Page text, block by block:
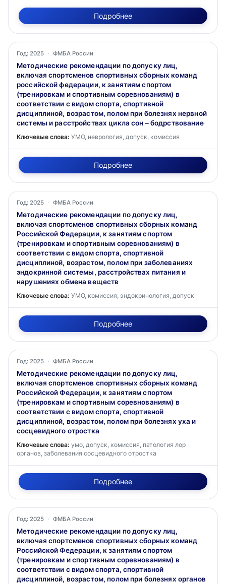
Подробнее
Год: 2025 · ФМБА России
Методические рекомендации по допуску лиц,
включая спортсменов спортивных сборных команд
российской федерации, к занятиям спортом
(тренировкам и спортивным соревнованиям) в
соответствии с видом спорта, спортивной
дисциплиной, возрастом, полом при болезнях нервной
системы и расстройствах цикла сон – бодрствование
Ключевые слова: УМО, неврология, допуск, комиссия
Подробнее
Год: 2025 · ФМБА России
Методические рекомендации по допуску лиц,
включая спортсменов спортивных сборных команд
Российской Федерации, к занятиям спортом
(тренировкам и спортивным соревнованиям) в
соответствии с видом спорта, спортивной
дисциплиной, возрастом, полом при заболеваниях
эндокринной системы, расстройствах питания и
нарушениях обмена веществ
Ключевые слова: УМО, комиссия, эндокринология, допуск
Подробнее
Год: 2025 · ФМБА России
Методические рекомендации по допуску лиц,
включая спортсменов спортивных сборных команд
Российской Федерации, к занятиям спортом
(тренировкам и спортивным соревнованиям) в
соответствии с видом спорта, спортивной
дисциплиной, возрастом, полом при болезнях уха и
сосцевидного отростка
Ключевые слова: умо, допуск, комиссия, патология лор
органов, заболевания сосцевидного отростка
Подробнее
Год: 2025 · ФМБА России
Методические рекомендации по допуску лиц,
включая спортсменов спортивных сборных команд
Российской Федерации, к занятиям спортом
(тренировкам и спортивным соревнованиям) в
соответствии с видом спорта, спортивной
дисциплиной, возрастом, полом при болезнях органов